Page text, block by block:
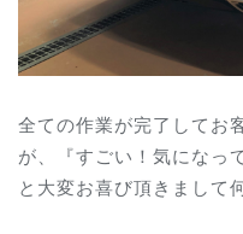
全ての作業が完了してお
が、『すごい！気になっ
と大変お喜び頂きまして